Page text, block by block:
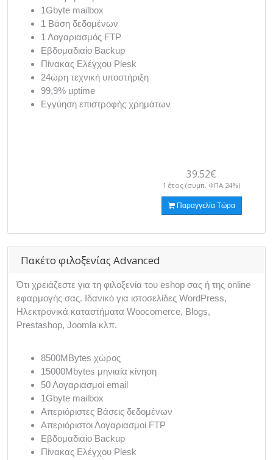
1Gbyte mailbox
1 Βάση δεδομένων
1 Λογαριασμός FTP
Εβδομαδιαίο Backup
Πίνακας Ελέγχου Plesk
24ώρη τεχνική υποστήριξη
99,9% uptime
Εγγύηση επιστροφής χρημάτων
39.52€
1 έτος (συμπ. ΦΠΑ 24%)
Παραγγελία Τώρα
Πακέτο φιλοξενίας Advanced
Ότι χρειάζεστε για τη φιλοξενία του eshop σας ή της online
εφαρμογής σας. Ιδανικό για ιστοσελίδες WordPress,
Ηλεκτρονικά καταστήματα Woocomerce, Blogs,
Prestashop, Joomla κλπ.
8500MBytes χώρος
15000Mbytes μηνιαία κίνηση
50 Λογαριασμοί email
1Gbyte mailbox
Απεριόριστες Βάσεις δεδομένων
Απεριόριστοι Λογαριασμοί FTP
Εβδομαδιαίο Backup
Πίνακας Ελέγχου Plesk